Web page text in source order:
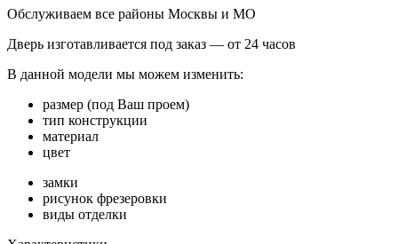
Обслуживаем все районы Москвы и МО
Дверь изготавливается под заказ — от 24 часов
В данной модели мы можем изменить:
размер (под Ваш проем)
тип конструкции
материал
цвет
замки
рисунок фрезеровки
виды отделки